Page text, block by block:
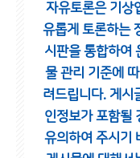
자유토론은 기상
유롭게 토론하는
시판을 통합하여
물 관리 기준에
려드립니다. 게시
인정보가 포함될
유의하여 주시기